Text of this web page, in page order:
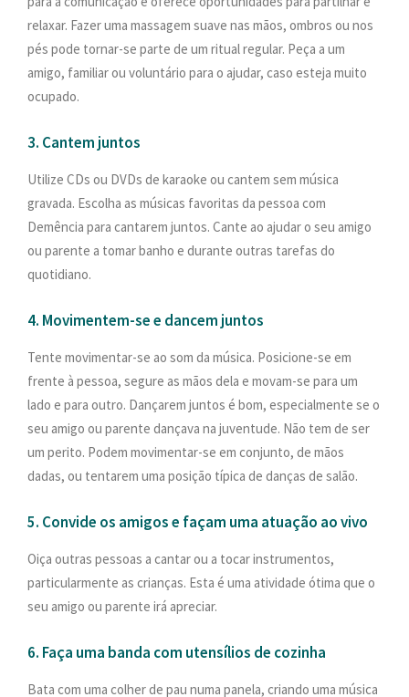
relaxar. Fazer uma massagem suave nas mãos, ombros ou nos
pés pode tornar-se parte de um ritual regular. Peça a um
amigo, familiar ou voluntário para o ajudar, caso esteja muito
ocupado.
3. Cantem juntos
Utilize CDs ou DVDs de karaoke ou cantem sem música
gravada. Escolha as músicas favoritas da pessoa com
Demência para cantarem juntos. Cante ao ajudar o seu amigo
ou parente a tomar banho e durante outras tarefas do
quotidiano.
4. Movimentem-se e dancem juntos
Tente movimentar-se ao som da música. Posicione-se em
frente à pessoa, segure as mãos dela e movam-se para um
lado e para outro. Dançarem juntos é bom, especialmente se o
seu amigo ou parente dançava na juventude. Não tem de ser
um perito. Podem movimentar-se em conjunto, de mãos
dadas, ou tentarem uma posição típica de danças de salão.
5. Convide os amigos e façam uma atuação ao vivo
Oiça outras pessoas a cantar ou a tocar instrumentos,
particularmente as crianças. Esta é uma atividade ótima que o
seu amigo ou parente irá apreciar.
6. Faça uma banda com utensílios de cozinha
Bata com uma colher de pau numa panela, criando uma música